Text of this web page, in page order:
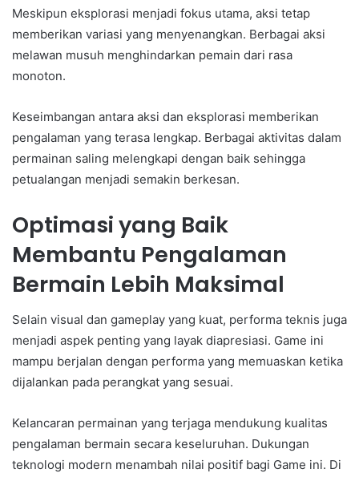
Meskipun eksplorasi menjadi fokus utama, aksi tetap
memberikan variasi yang menyenangkan. Berbagai aksi
melawan musuh menghindarkan pemain dari rasa
monoton.
Keseimbangan antara aksi dan eksplorasi memberikan
pengalaman yang terasa lengkap. Berbagai aktivitas dalam
permainan saling melengkapi dengan baik sehingga
petualangan menjadi semakin berkesan.
Optimasi yang Baik
Membantu Pengalaman
Bermain Lebih Maksimal
Selain visual dan gameplay yang kuat, performa teknis juga
menjadi aspek penting yang layak diapresiasi. Game ini
mampu berjalan dengan performa yang memuaskan ketika
dijalankan pada perangkat yang sesuai.
Kelancaran permainan yang terjaga mendukung kualitas
pengalaman bermain secara keseluruhan. Dukungan
teknologi modern menambah nilai positif bagi Game ini. Di